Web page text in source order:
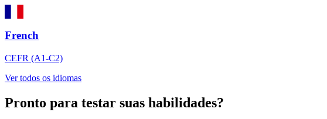
French
CEFR (A1-C2)
Ver todos os idiomas
Pronto para testar suas habilidades?